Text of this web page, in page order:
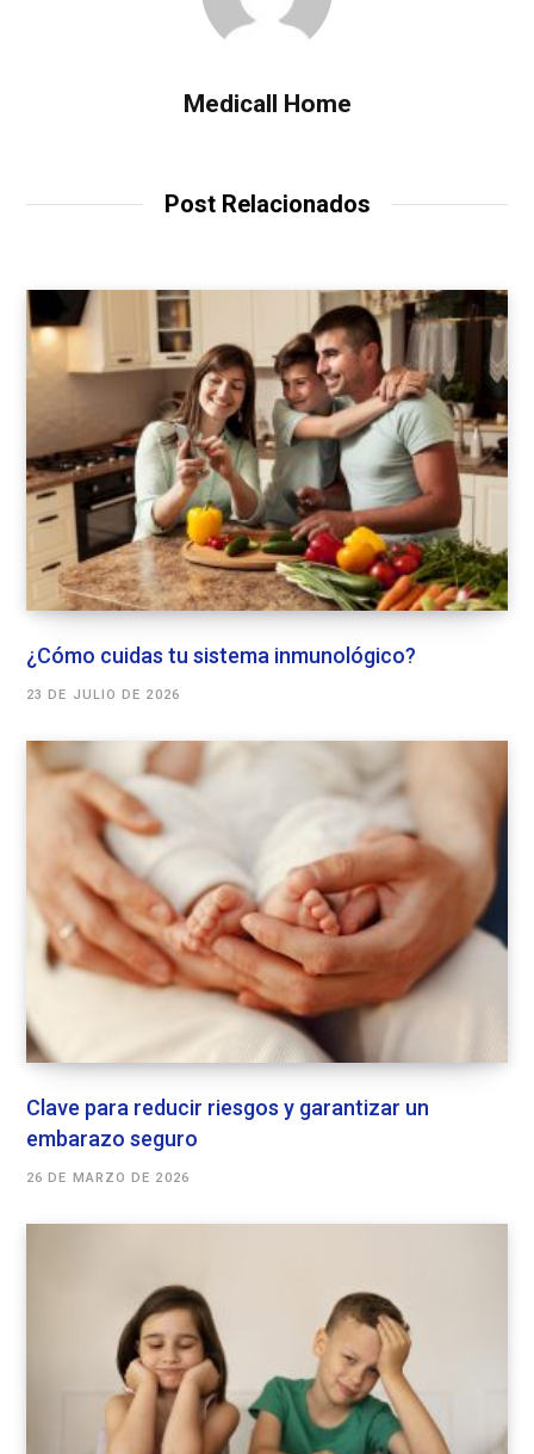
Medicall Home
Post Relacionados
¿Cómo cuidas tu sistema inmunológico?
23 DE JULIO DE 2026
Clave para reducir riesgos y garantizar un
embarazo seguro
26 DE MARZO DE 2026